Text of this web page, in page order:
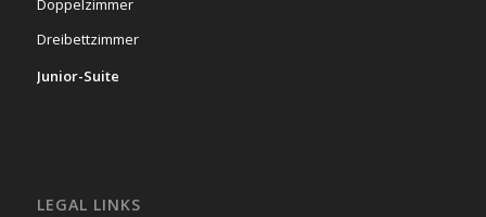
Doppelzimmer
Dreibettzimmer
Junior-Suite
LEGAL LINKS